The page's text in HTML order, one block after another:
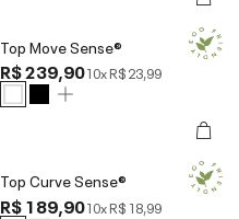
Top Move Sense®
R$ 239,9010xR$ 23,99
Top Curve Sense®
R$ 189,9010xR$ 18,99